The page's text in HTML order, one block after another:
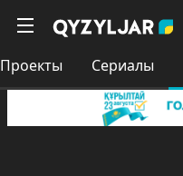
Проекты Сериалы